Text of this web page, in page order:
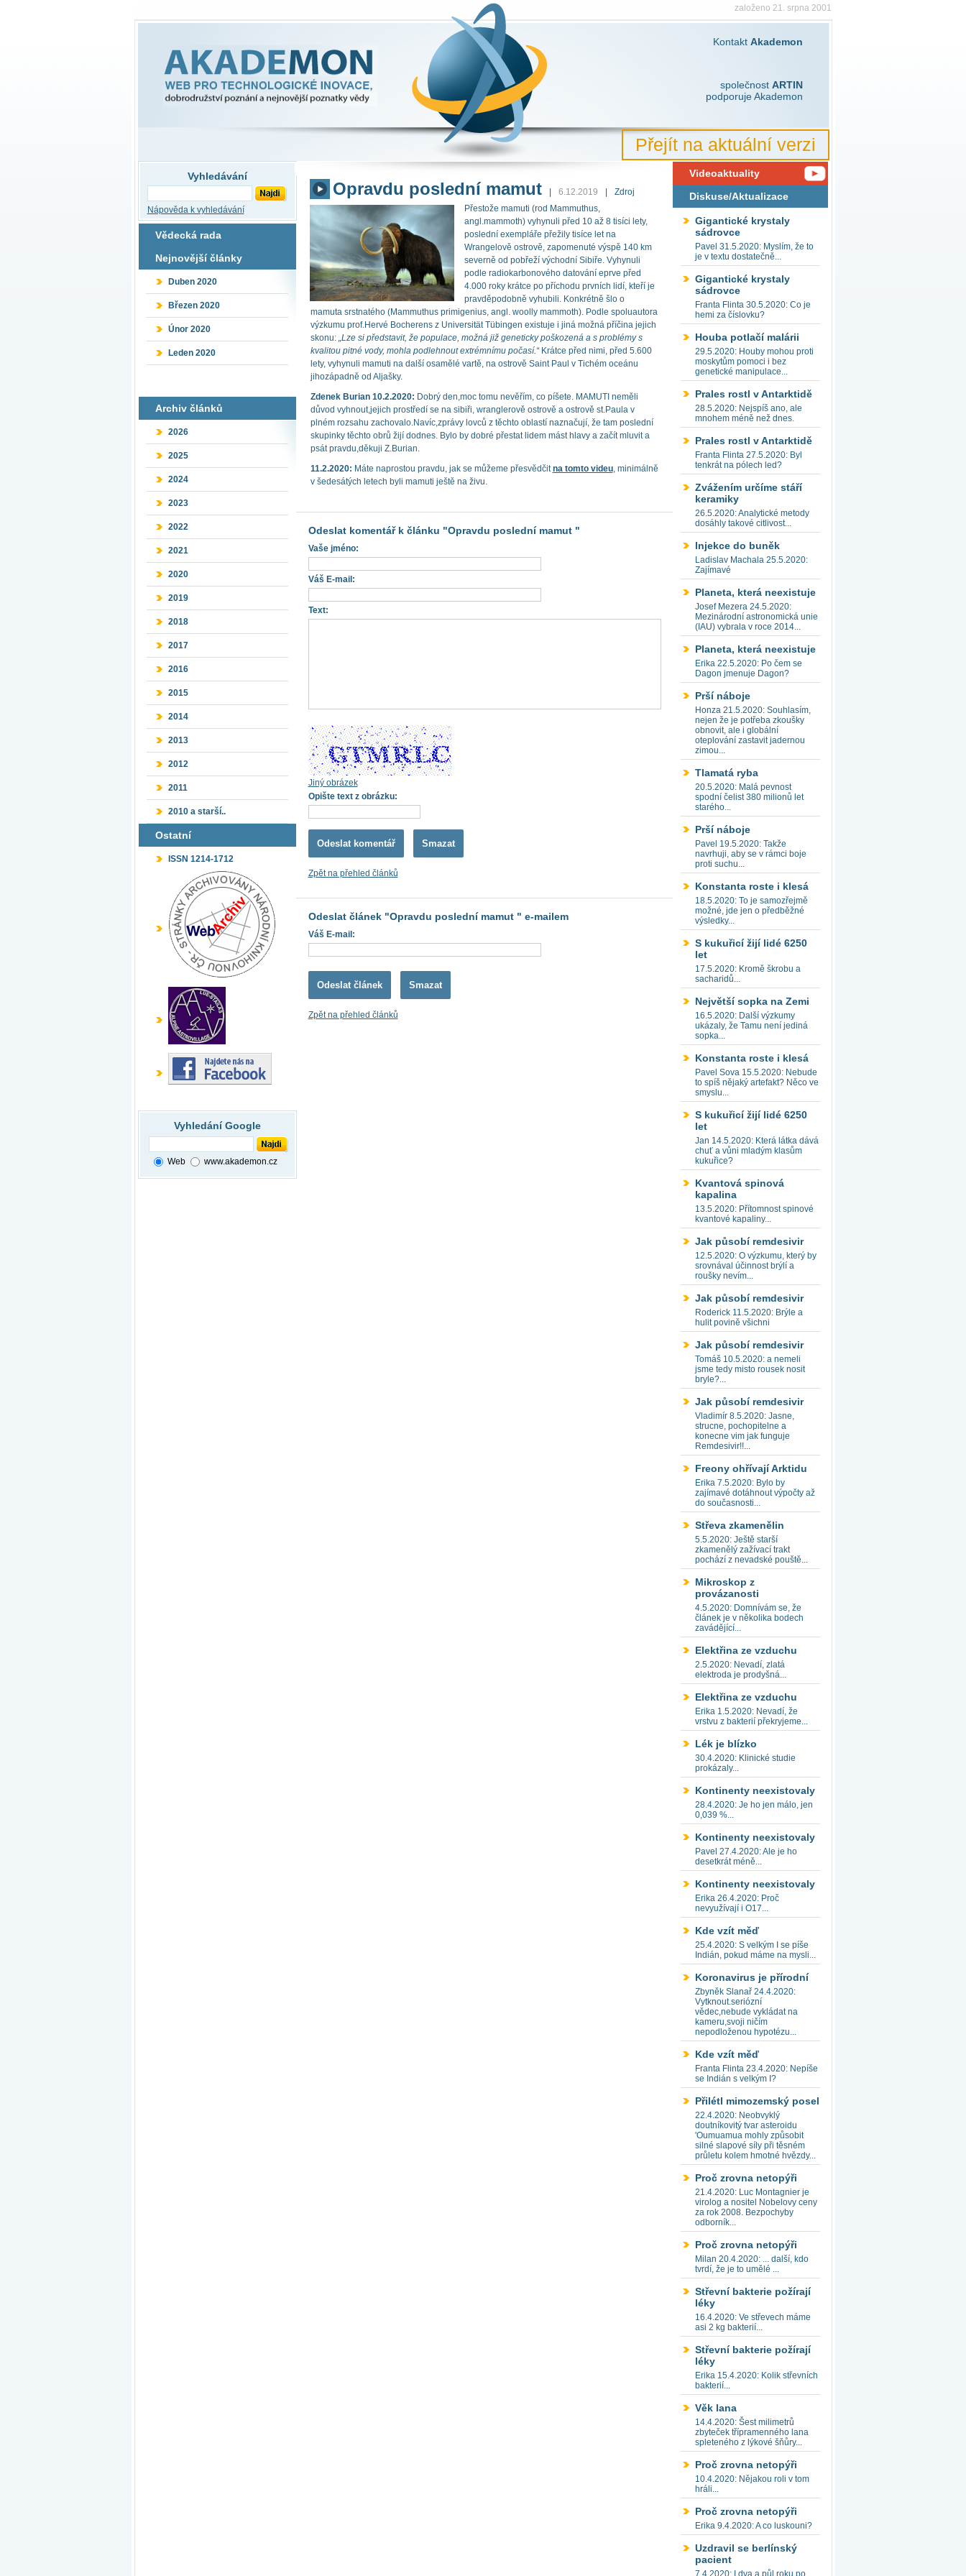
Web pro technologické inovace, dobrodružství poznání a nejnovější poznatky vědy
založeno 21. srpna 2001
Kontakt Akademon
společnost ARTIN
podporuje Akademon
Přejít na aktuální verzi
Vyhledávání
Nápověda k vyhledávání
Vědecká rada
Nejnovější články
Duben 2020
Březen 2020
Únor 2020
Leden 2020
Archiv článků
2026
2025
2024
2023
2022
2021
2020
2019
2018
2017
2016
2015
2014
2013
2012
2011
2010 a starší..
Ostatní
ISSN 1214-1712
Vyhledání Google
Web www.akademon.cz
Opravdu poslední mamut 6.12.2019
Zdroj
Přestože mamuti (rod Mammuthus,
angl.mammoth) vyhynuli před 10 až 8 tisíci lety,
poslední exempláře přežily tisíce let na
Wrangelově ostrově, zapomenuté výspě 140 km
severně od pobřeží východní Sibiře. Vyhynuli
podle radiokarbonového datování eprve před
4.000 roky krátce po příchodu prvních lidí, kteří je
pravděpodobně vyhubili. Konkrétně šlo o
mamuta srstnatého (Mammuthus primigenius, angl. woolly mammoth). Podle spoluautora
výzkumu prof.Hervé Bocherens z Universität Tübingen existuje i jiná možná příčina jejich
skonu: „Lze si představit, že populace, možná již geneticky poškozená a s problémy s
kvalitou pitné vody, mohla podlehnout extrémnímu počasí.“Krátce před nimi, před 5.600
lety, vyhynuli mamuti na další osamělé vartě, na ostrově Saint Paul v Tichém oceánu
jihozápadně od Aljašky.
Zdenek Burian 10.2.2020: Dobrý den,moc tomu nevěřím, co píšete. MAMUTI neměli
důvod vyhnout,jejich prostředí se na sibiři, wranglerově ostrově a ostrově st.Paula v
plném rozsahu zachovalo.Navíc,zprávy lovců z těchto oblastí naznačují, že tam poslední
skupinky těchto obrů žijí dodnes. Bylo by dobré přestat lidem mást hlavy a začít mluvit a
psát pravdu,děkuji Z.Burian.
11.2.2020: Máte naprostou pravdu, jak se můžeme přesvědčitna tomto videu, minimálně
v šedesátých letech byli mamuti ještě na živu.
Odeslat komentář k článku "Opravdu poslední mamut "
Vaše jméno:
Váš E-mail:
Text:
Jiný obrázek
Opište text z obrázku:
Zpět na přehled článků
Odeslat článek "Opravdu poslední mamut " e-mailem
Váš E-mail:
Zpět na přehled článků
Videoaktuality
Diskuse/Aktualizace
Gigantické krystaly
sádrovce
Pavel 31.5.2020: Myslím, že to
je v textu dostatečně...
Gigantické krystaly
sádrovce
Franta Flinta 30.5.2020: Co je
hemi za číslovku?
Houba potlačí malárii
29.5.2020: Houby mohou proti
moskytům pomoci i bez
genetické manipulace...
Prales rostl v Antarktidě
28.5.2020: Nejspíš ano, ale
mnohem méně než dnes.
Prales rostl v Antarktidě
Franta Flinta 27.5.2020: Byl
tenkrát na pólech led?
Zvážením určíme stáří
keramiky
26.5.2020: Analytické metody
dosáhly takové citlivost...
Injekce do buněk
Ladislav Machala 25.5.2020:
Zajímavé
Planeta, která neexistuje
Josef Mezera 24.5.2020:
Mezinárodní astronomická unie
(IAU) vybrala v roce 2014...
Planeta, která neexistuje
Erika 22.5.2020: Po čem se
Dagon jmenuje Dagon?
Prší náboje
Honza 21.5.2020: Souhlasím,
nejen že je potřeba zkoušky
obnovit, ale i globální
oteplování zastavit jadernou
zimou...
Tlamatá ryba
20.5.2020: Malá pevnost
spodní čelist 380 milionů let
starého...
Prší náboje
Pavel 19.5.2020: Takže
navrhuji, aby se v rámci boje
proti suchu...
Konstanta roste i klesá
18.5.2020: To je samozřejmě
možné, jde jen o předběžné
výsledky...
S kukuřicí žijí lidé 6250
let
17.5.2020: Kromě škrobu a
sacharidů...
Největší sopka na Zemi
16.5.2020: Další výzkumy
ukázaly, že Tamu není jediná
sopka...
Konstanta roste i klesá
Pavel Sova 15.5.2020: Nebude
to spíš nějaký artefakt? Něco ve
smyslu...
S kukuřicí žijí lidé 6250
let
Jan 14.5.2020: Která látka dává
chuť a vůni mladým klasům
kukuřice?
Kvantová spinová
kapalina
13.5.2020: Přítomnost spinové
kvantové kapaliny...
Jak působí remdesivir
12.5.2020: O výzkumu, který by
srovnával účinnost brýlí a
roušky nevím...
Jak působí remdesivir
Roderick 11.5.2020: Brýle a
hulit povině všichni
Jak působí remdesivir
Tomáš 10.5.2020: a nemeli
jsme tedy misto rousek nosit
bryle?...
Jak působí remdesivir
Vladimír 8.5.2020: Jasne,
strucne, pochopitelne a
konecne vim jak funguje
Remdesivir!!...
Freony ohřívají Arktidu
Erika 7.5.2020: Bylo by
zajímavé dotáhnout výpočty až
do současnosti...
Střeva zkamenělin
5.5.2020: Ještě starší
zkamenělý zažívací trakt
pochází z nevadské pouště...
Mikroskop z
provázanosti
4.5.2020: Domnívám se, že
článek je v několika bodech
zavádějící...
Elektřina ze vzduchu
2.5.2020: Nevadí, zlatá
elektroda je prodyšná...
Elektřina ze vzduchu
Erika 1.5.2020: Nevadí, že
vrstvu z bakterií překryjeme...
Lék je blízko
30.4.2020: Klinické studie
prokázaly...
Kontinenty neexistovaly
28.4.2020: Je ho jen málo, jen
0,039 %...
Kontinenty neexistovaly
Pavel 27.4.2020: Ale je ho
desetkrát méně...
Kontinenty neexistovaly
Erika 26.4.2020: Proč
nevyužívají i O17...
Kde vzít měď
25.4.2020: S velkým I se píše
Indián, pokud máme na mysli...
Koronavirus je přírodní
Zbyněk Slanař 24.4.2020:
Vytknout.seriózní
vědec,nebude vykládat na
kameru,svoji ničím
nepodloženou hypotézu...
Kde vzít měď
Franta Flinta 23.4.2020: Nepíše
se Indián s velkým I?
Přilétl mimozemský posel
22.4.2020: Neobvyklý
doutníkovitý tvar asteroidu
'Oumuamua mohly způsobit
silné slapové síly při těsném
průletu kolem hmotné hvězdy...
Proč zrovna netopýři
21.4.2020: Luc Montagnier je
virolog a nositel Nobelovy ceny
za rok 2008. Bezpochyby
odborník...
Proč zrovna netopýři
Milan 20.4.2020: ... další, kdo
tvrdí, že je to umělé ...
Střevní bakterie požírají
léky
16.4.2020: Ve střevech máme
asi 2 kg bakterií...
Střevní bakterie požírají
léky
Erika 15.4.2020: Kolik střevních
bakterií...
Věk lana
14.4.2020: Šest milimetrů
zbyteček třípramenného lana
spleteného z lýkové šňůry...
Proč zrovna netopýři
10.4.2020: Nějakou roli v tom
hráli...
Proč zrovna netopýři
Erika 9.4.2020: A co luskouni?
Uzdravil se berlínský
pacient
7.4.2020: I dva a půl roku po